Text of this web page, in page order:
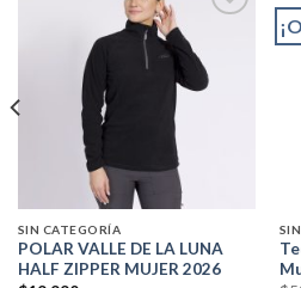
Add to
wishlist
SIN CATEGORÍA
POLAR VALLE DE LA LUNA
HALF ZIPPER MUJER 2026